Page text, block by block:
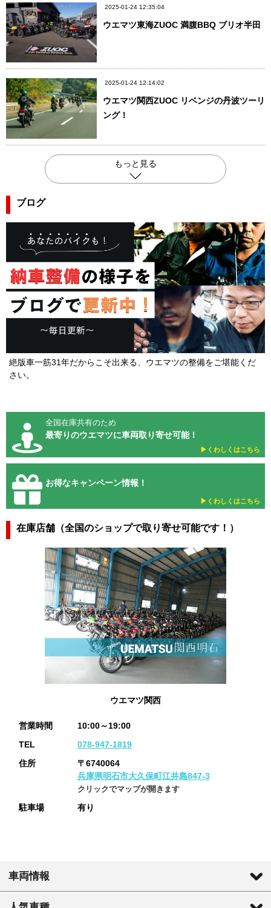
2025-01-24 12:35:04
ウエマツ東海ZUOC 満腹BBQ ブリオ半田
2025-01-24 12:14:02
ウエマツ関西ZUOC リベンジの丹波ツーリ
ング！
もっと見る
ブログ
絶版車一筋31年だからこそ出来る、ウエマツの整備をご堪能くだ
さい。
全国在庫共有のため
最寄りのウエマツに車両取り寄せ可能！
▶︎くわしくはこちら
お得なキャンペーン情報！
▶︎くわしくはこちら
在庫店舗（全国のショップで取り寄せ可能です！）
ウエマツ関西
営業時間
10:00～19:00
TEL
078-947-1819
住所
〒6740064
兵庫県明石市大久保町江井島847-3
クリックでマップが開きます
駐車場 有り
車両情報